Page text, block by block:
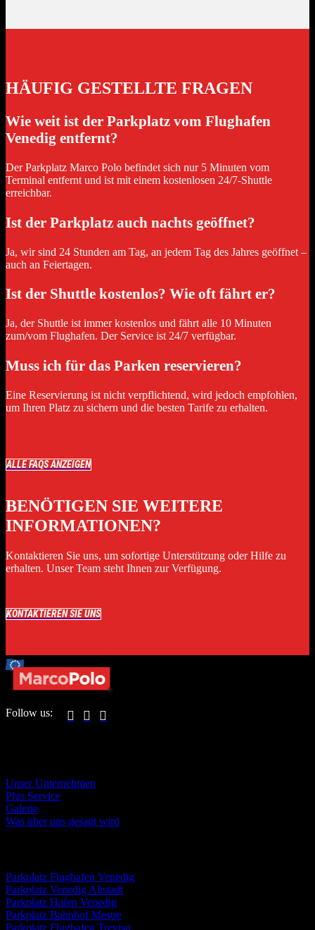
HÄUFIG GESTELLTE FRAGEN
Wie weit ist der Parkplatz vom Flughafen
Venedig entfernt?
Der Parkplatz Marco Polo befindet sich nur 5 Minuten vom
Terminal entfernt und ist mit einem kostenlosen 24/7-Shuttle
erreichbar.
Ist der Parkplatz auch nachts geöffnet?
Ja, wir sind 24 Stunden am Tag, an jedem Tag des Jahres geöffnet –
auch an Feiertagen.
Ist der Shuttle kostenlos? Wie oft fährt er?
Ja, der Shuttle ist immer kostenlos und fährt alle 10 Minuten
zum/vom Flughafen. Der Service ist 24/7 verfügbar.
Muss ich für das Parken reservieren?
Eine Reservierung ist nicht verpflichtend, wird jedoch empfohlen,
um Ihren Platz zu sichern und die besten Tarife zu erhalten.
ALLE FAQS ANZEIGEN
BENÖTIGEN SIE WEITERE
INFORMATIONEN?
Kontaktieren Sie uns, um sofortige Unterstützung oder Hilfe zu
erhalten. Unser Team steht Ihnen zur Verfügung.
KONTAKTIEREN SIE UNS
Follow us:   
Unser Unternehmen
Plus Service
Galerie
Was über uns gesagt wird
Parkplatz Flughafen Venedig
Parkplatz Venedig Altstadt
Parkplatz Hafen Venedig
Parkplatz Bahnhof Mestre
Parkplatz Flughafen Treviso